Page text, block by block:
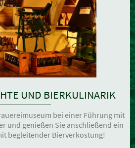
UND BIERKULINARIK
bei einer Führung mit
und genießen Sie anschließend ein
begleitender Bierverkostung!